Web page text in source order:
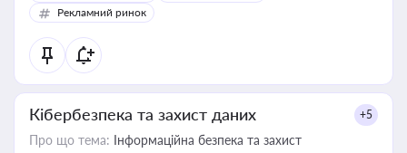
Рекламний ринок
Кібербезпека та захист даних +5
Про що тема: Інформаційна безпека та захист